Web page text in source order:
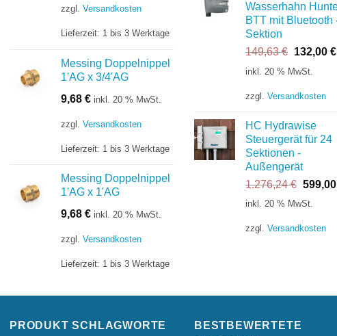
zzgl. Versandkosten
Lieferzeit: 1 bis 3 Werktage
Messing Doppelnippel
1'AG x 3/4'AG
9,68 € inkl. 20 % MwSt.
zzgl. Versandkosten
Lieferzeit: 1 bis 3 Werktage
Messing Doppelnippel
1'AG x 1'AG
9,68 € inkl. 20 % MwSt.
zzgl. Versandkosten
Lieferzeit: 1 bis 3 Werktage
Wasserhahn
BTT mit Bluetooth
Sektion
149,63€
Preis
149,63 €
132,00 €
inkl. 20 % MwSt.
zzgl. Versandkosten
HC Hydrawise
Steuergerät für 24
Sektionen -
Außengerät
1.276,24€
Preis
599,00
inkl. 20 % MwSt.
zzgl. Versandkosten
PRODUKT SCHLAGWORTE
BESTBEWERTETE